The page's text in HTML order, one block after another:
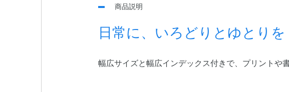
商品説明
日常に、いろどりとゆとりを
幅広サイズと幅広インデックス付きで、プリントや